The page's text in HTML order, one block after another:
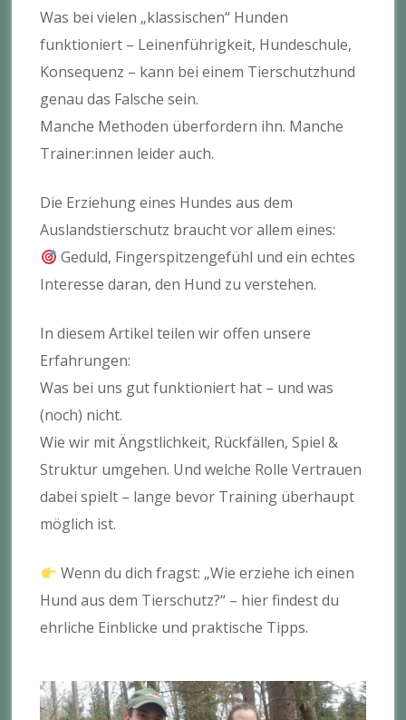
Was bei vielen „klassischen“ Hunden
funktioniert – Leinenführigkeit, Hundeschule,
Konsequenz – kann bei einem Tierschutzhund
genau das Falsche sein.
Manche Methoden überfordern ihn. Manche
Trainer:innen leider auch.
Die Erziehung eines Hundes aus dem
Auslandstierschutz braucht vor allem eines:
Geduld, Fingerspitzengefühl und ein echtes
Interesse daran, den Hund zu verstehen.
In diesem Artikel teilen wir offen unsere
Erfahrungen:
Was bei uns gut funktioniert hat – und was
(noch) nicht.
Wie wir mit Ängstlichkeit, Rückfällen, Spiel &
Struktur umgehen. Und welche Rolle Vertrauen
dabei spielt – lange bevor Training überhaupt
möglich ist.
Wenn du dich fragst: „Wie erziehe ich einen
Hund aus dem Tierschutz?“ – hier findest du
ehrliche Einblicke und praktische Tipps.